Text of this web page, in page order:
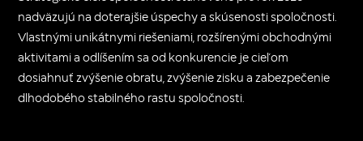
nadväzujú na doterajšie úspechy a skúsenosti spoločnosti.
Vlastnými unikátnymi riešeniami, rozšírenými obchodnými
aktivitami a odlíšením sa od konkurencie je cieľom
dosiahnuť zvýšenie obratu, zvýšenie zisku a zabezpečenie
dlhodobého stabilného rastu spoločnosti.